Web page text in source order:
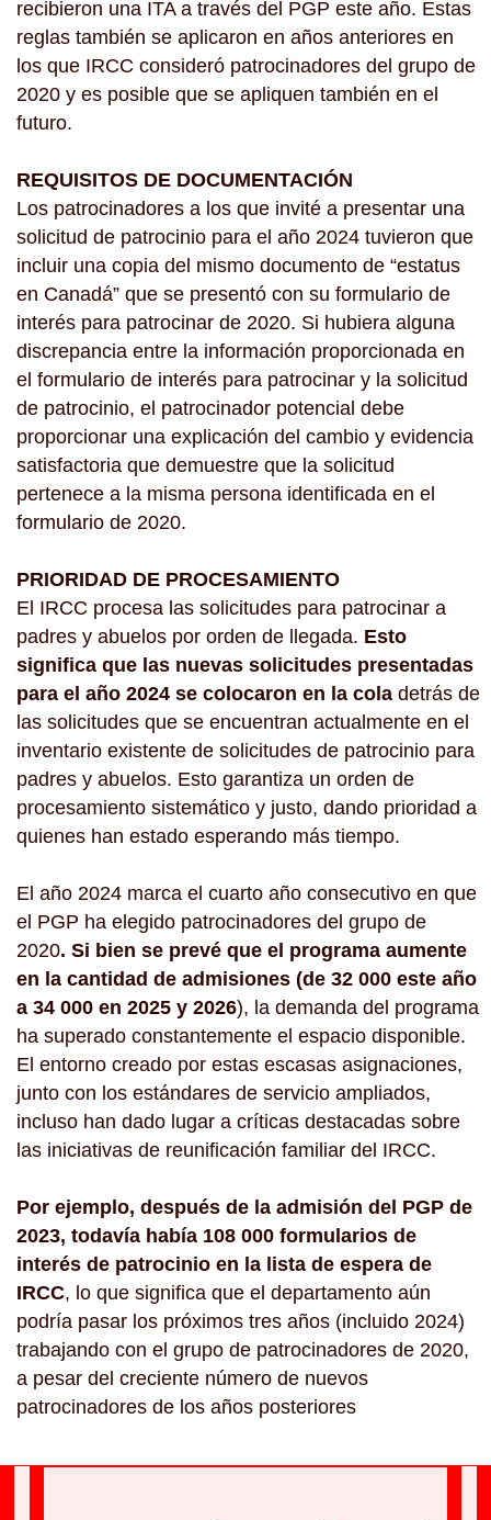
recibieron una ITA a través del PGP este año. Estas
reglas también se aplicaron en años anteriores en
los que IRCC consideró patrocinadores del grupo de
2020 y es posible que se apliquen también en el
futuro.
REQUISITOS DE DOCUMENTACIÓN
Los patrocinadores a los que invité a presentar una
solicitud de patrocinio para el año 2024 tuvieron que
incluir una copia del mismo documento de “estatus
en Canadá” que se presentó con su formulario de
interés para patrocinar de 2020. Si hubiera alguna
discrepancia entre la información proporcionada en
el formulario de interés para patrocinar y la solicitud
de patrocinio, el patrocinador potencial debe
proporcionar una explicación del cambio y evidencia
satisfactoria que demuestre que la solicitud
pertenece a la misma persona identificada en el
formulario de 2020.
PRIORIDAD DE PROCESAMIENTO
El IRCC procesa las solicitudes para patrocinar a
padres y abuelos por orden de llegada. Esto
significa que las nuevas solicitudes presentadas
para el año 2024 se colocaron en la cola detrás de
las solicitudes que se encuentran actualmente en el
inventario existente de solicitudes de patrocinio para
padres y abuelos. Esto garantiza un orden de
procesamiento sistemático y justo, dando prioridad a
quienes han estado esperando más tiempo.
El año 2024 marca el cuarto año consecutivo en que
el PGP ha elegido patrocinadores del grupo de
2020. Si bien se prevé que el programa aumente
en la cantidad de admisiones (de 32 000 este año
a 34 000 en 2025 y 2026), la demanda del programa
ha superado constantemente el espacio disponible.
El entorno creado por estas escasas asignaciones,
junto con los estándares de servicio ampliados,
incluso han dado lugar a críticas destacadas sobre
las iniciativas de reunificación familiar del IRCC.
Por ejemplo, después de la admisión del PGP de
2023, todavía había 108 000 formularios de
interés de patrocinio en la lista de espera de
IRCC, lo que significa que el departamento aún
podría pasar los próximos tres años (incluido 2024)
trabajando con el grupo de patrocinadores de 2020,
a pesar del creciente número de nuevos
patrocinadores de los años posteriores